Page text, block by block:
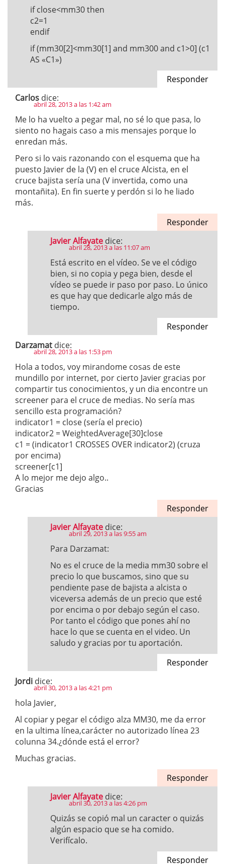
if close<mm30 then
c2=1
endif
if (mm30[2]<mm30[1] and mm300 and c1>0] (c1
AS «C1»)
Responder
Carlos dice:
abril 28, 2013 a las 1:42 am
Me lo ha vuelto a pegar mal, no sé lo que pasa, lo
siento no hagais caso a mis mensajes porque lo
enredan más.
Pero si lo vais razonando con el esquema que ha
puesto Javier de la (V) en el cruce Alcista, en el
cruce bajista sería una (V invertida, como una
montañita). En fin suerte y perdón si lo he liado
más.
Responder
Javier Alfayate dice:
abril 28, 2013 a las 11:07 am
Está escrito en el vídeo. Se ve el código
bien, si no copia y pega bien, desde el
vídeo se puede ir paso por paso. Lo único
es que hay que dedicarle algo más de
tiempo.
Responder
Darzamat dice:
abril 28, 2013 a las 1:53 pm
Hola a todos, voy mirandome cosas de este
mundillo por internet, por cierto Javier gracias por
compartir tus conocimientos, y un dia encontre un
screener para el cruce de medias. No sería mas
sencillo esta programación?
indicator1 = close (sería el precio)
indicator2 = WeightedAverage[30]close
c1 = (indicator1 CROSSES OVER indicator2) (cruza
por encima)
screener[c1]
A lo mejor me dejo algo..
Gracias
Responder
Javier Alfayate dice:
abril 29, 2013 a las 9:55 am
Para Darzamat:
No es el cruce de la media mm30 sobre el
precio lo que buscamos, sino que su
pendiente pase de bajista a alcista o
viceversa además de un precio que esté
por encima o por debajo según el caso.
Por tanto el código que pones ahí no
hace lo que se cuenta en el video. Un
saludo y gracias por tu aportación.
Responder
Jordi dice:
abril 30, 2013 a las 4:21 pm
hola Javier,
Al copiar y pegar el código alza MM30, me da error
en la ultima línea,carácter no autorizado línea 23
colunna 34.¿dónde está el error?
Muchas gracias.
Responder
Javier Alfayate dice:
abril 30, 2013 a las 4:26 pm
Quizás se copió mal un caracter o quizás
algún espacio que se ha comido.
Verifícalo.
Responder